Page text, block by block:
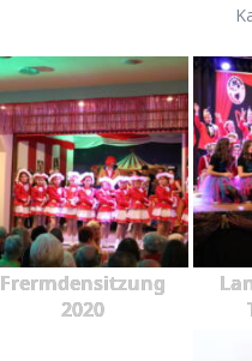
Frermdensitzung
2020